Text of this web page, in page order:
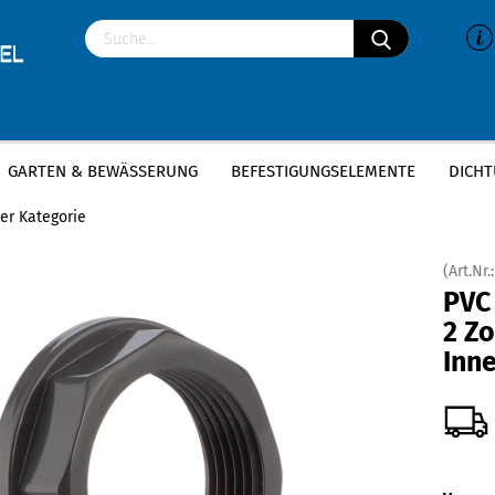
GARTEN & BEWÄSSERUNG BEFESTIGUNGSELEMENTE
U Fittings » PVC Gegenmutter » PVC Gegenmutter - 2 Zoll /
Kategorie
2